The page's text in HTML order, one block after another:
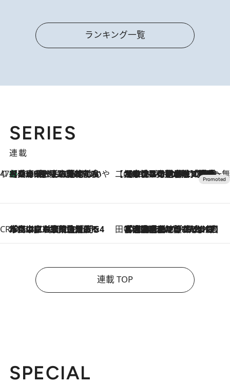
ランキング一覧
SERIES
連載
47都道府県の手みやげ ひんやりスイーツで夏を満喫
2026.8.8
【兵庫県】この夏絶対食べたい 冷やしておいしいおやつ3選 淡路島の恵みをジェラートに集約 【CREA×星野リゾート】唯一無二。癒しと発見が待つ場所へ
2026.8.7
【トンボの足水浴】ヒノキの香りに包まれて涼感マックス！約13℃の湧水かけ流しを避暑地「星野温泉 トンボの湯」で体験
CREA'S CHOICE
2026.8.7
「立川にも歌舞伎があるんだよ」 片岡仁左衛門・市川中車ら豪華座組みで4年目の立川立飛歌舞伎へ 田中稲の勝手に再ブーム
2026.8.7
「湘南乃風に憧れて」観客大盛上がりの“タオル回し”に、ラッパー顔負けの高速歌唱まで…さだまさし（74）のアグレッシブすぎる現在地
連載 TOP
SPECIAL